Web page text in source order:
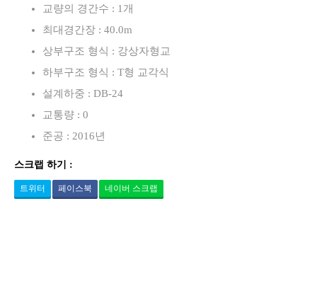
교량의 경간수 : 1개
최대경간장 : 40.0m
상부구조 형식 : 강상자형교
하부구조 형식 : T형 교각식
설계하중 : DB-24
교통량 : 0
준공 : 2016년
스크랩 하기 :
트위터 페이스북 네이버 스크랩